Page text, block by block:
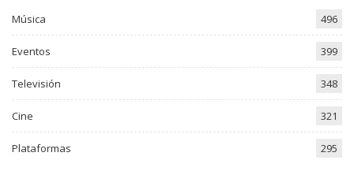
Música 496
Eventos 399
Televisión 348
Cine 321
Plataformas 295